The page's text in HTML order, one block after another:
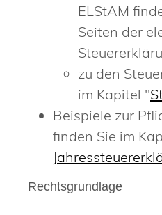
ELStAM
Seiten der
zu den
im Kapitel "
Beispiele zur
finden Sie im
Rechtsgrundlage